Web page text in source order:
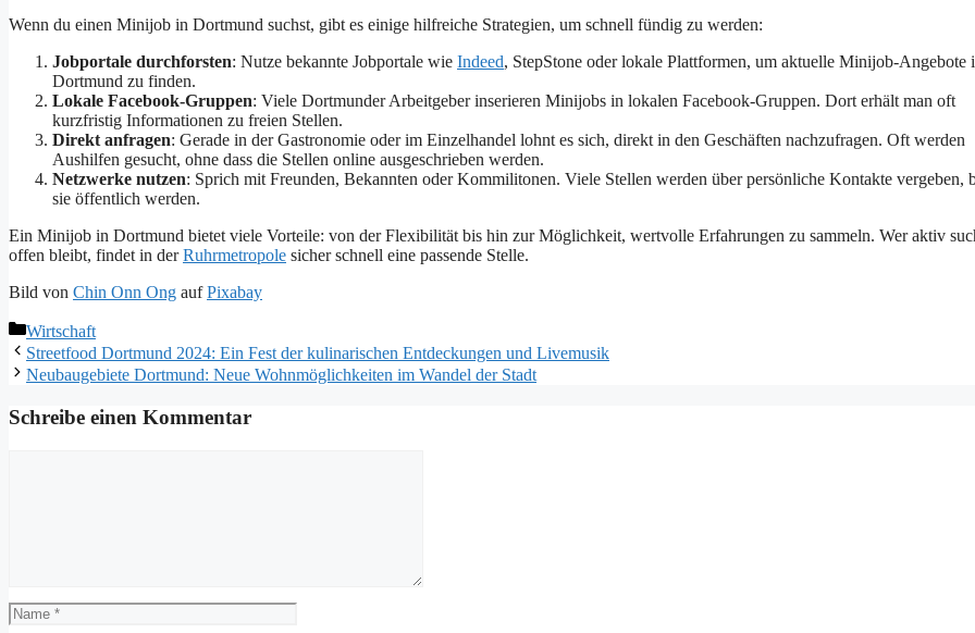
Wenn du einen Minijob in Dortmund suchst, gibt es einige hilfreiche Strategien, um schnell fündig zu werden:
Jobportale durchforsten: Nutze bekannte Jobportale wie Indeed, StepStone oder lokale Plattformen, um aktuelle Minijob-Angebote
Dortmund zu finden.
Lokale Facebook-Gruppen: Viele Dortmunder Arbeitgeber inserieren Minijobs in lokalen Facebook-Gruppen. Dort erhält man oft
kurzfristig Informationen zu freien Stellen.
Direkt anfragen: Gerade in der Gastronomie oder im Einzelhandel lohnt es sich, direkt in den Geschäften nachzufragen. Oft werden
Aushilfen gesucht, ohne dass die Stellen online ausgeschrieben werden.
Netzwerke nutzen: Sprich mit Freunden, Bekannten oder Kommilitonen. Viele Stellen werden über persönliche Kontakte vergeben,
sie öffentlich werden.
Ein Minijob in Dortmund bietet viele Vorteile: von der Flexibilität bis hin zur Möglichkeit, wertvolle Erfahrungen zu sammeln. Wer aktiv
offen bleibt, findet in derRuhrmetropole sicher schnell eine passende Stelle.
Bild von Chin Onn Ong aufPixabay
Kategorien
Wirtschaft
Streetfood Dortmund 2024: Ein Fest der kulinarischen Entdeckungen und Livemusik
Neubaugebiete Dortmund: Neue Wohnmöglichkeiten im Wandel der Stadt
Schreibe einen Kommentar
Name